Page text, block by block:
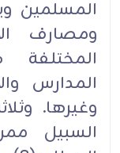
المسلمين
ومصارف
المختلفة
المدارس
وغيرها.
السبيل